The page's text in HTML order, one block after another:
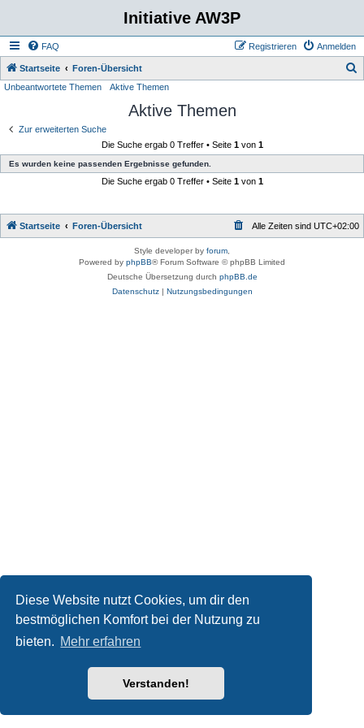
Diese Website nutzt Cookies, um dir den
bestmöglichen Komfort bei der Nutzung zu
bieten. Mehr erfahren
Verstanden!
Initiative AW3P
FAQ Anmelden
Registrieren
Startseite Foren-Übersicht
Unbeantwortete Themen Aktive Themen
Aktive Themen
Zur erweiterten Suche
Die Suche ergab 0 Treffer • Seite 1von 1
Es wurden keine passenden Ergebnisse gefunden.
Die Suche ergab 0 Treffer • Seite 1von 1
Startseite Foren-Übersicht Alle Zeiten sind UTC+02:00
Style developer by forum
Powered by phpBB® Forum Software © phpBB Limited
Deutsche Übersetzung durch phpBB.de
Datenschutz| Nutzungsbedingungen